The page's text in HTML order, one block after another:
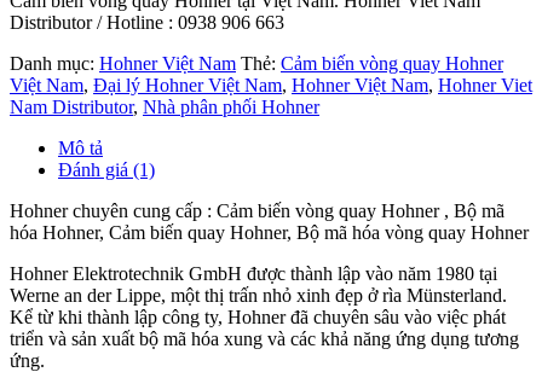
Distributor / Hotline : 0938 906 663
Danh mục: Hohner Việt Nam Thẻ: Cảm biến vòng quay Hohner
Việt Nam, Đại lý Hohner Việt Nam, Hohner Việt Nam, Hohner Viet
Nam Distributor, Nhà phân phối Hohner
Mô tả
Đánh giá (1)
Hohner chuyên cung cấp : Cảm biến vòng quay Hohner , Bộ mã
hóa Hohner, Cảm biến quay Hohner, Bộ mã hóa vòng quay Hohner
Hohner Elektrotechnik GmbH được thành lập vào năm 1980 tại
Werne an der Lippe, một thị trấn nhỏ xinh đẹp ở rìa Münsterland.
Kể từ khi thành lập công ty, Hohner đã chuyên sâu vào việc phát
triển và sản xuất bộ mã hóa xung và các khả năng ứng dụng tương
ứng.